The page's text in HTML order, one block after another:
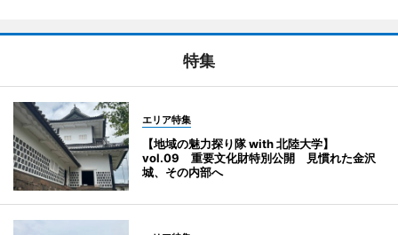
特集
エリア特集
【地域の魅力探り隊 with 北陸大学】
vol.09 重要文化財特別公開 見慣れた金沢
城、その内部へ